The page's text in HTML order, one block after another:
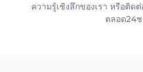
เกี่ยวกับเรา
ความรู้เชิงลึกของเรา หรือติด
ตลอด24ช